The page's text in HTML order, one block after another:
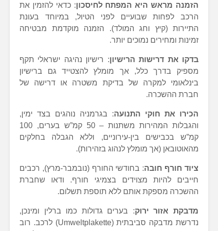
הזמנה מראש היא המפתח לחיסכון: כדאי להזמין את
הרכב לפחות שבועיים לפני הטיול, במיוחד בעונת
התיירות (קיץ וחג המולד). הזמנה מוקדמת מבטיחה
זמינות ומחירים נמוכים יותר.
בדקו את דרישות הרישיון: רישיון נהיגה ישראלי תקף
מספיק בדרך כלל, אך מומלץ להצטייד גם ברישיון
בינלאומי למקרה של בדיקת משטרה או דרישה של
חברת ההשכרה.
הכירו את חוקי התנועה: בגרמניה נוהגים בצד ימין,
והגבלות המהירות משתנות – 50 קמ”ש בערים, 100
קמ”ש בכבישים בין-עירוניים, וללא הגבלה בחלקים
מהאוטובאן (אך מומלץ לנהוג בזהירות).
ציוד חורף חובה: בחודשי החורף (נובמבר-מרץ), רכבים
חייבים להיות מצוידים בצמיגי חורף. ודאו שחברת
ההשכרה מספקת אותם ללא תוספת תשלום.
מדבקת אזור ירוק: בערים גדולות כמו ברלין ומינכן,
נדרשת מדבקה סביבתית (Umweltplakette) לרכב. רוב